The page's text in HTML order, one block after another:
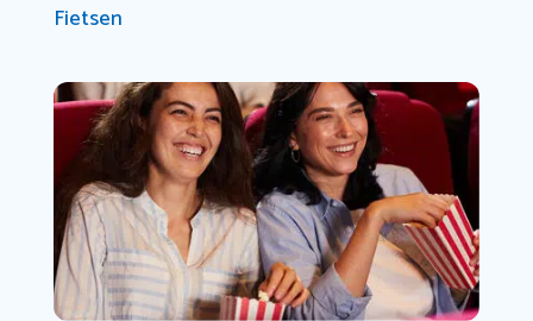
Fietsen